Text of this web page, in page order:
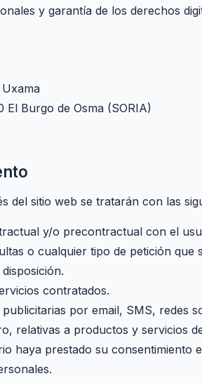
y garantía de los derechos
Burgo de Osma (SORIA)
del sitio web se tratarán con las
y/o precontractual con el
o cualquier tipo de petición que
contratados.
por email, SMS, redes
relativas a productos y servicios
haya prestado su consentimiento